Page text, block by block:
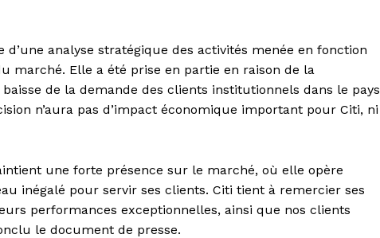
d’une analyse stratégique des activités menée en fonction
marché. Elle a été prise en partie en raison de la
de la demande des clients institutionnels dans le pays
n’aura pas d’impact économique important pour Citi, ni
une forte présence sur le marché, où elle opère
inégalé pour servir ses clients. Citi tient à remercier ses
performances exceptionnelles, ainsi que nos clients
le document de presse.